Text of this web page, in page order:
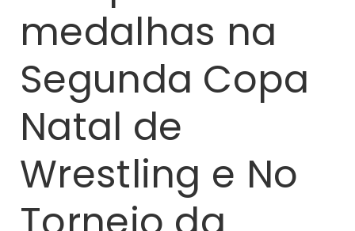
medalhas na
Segunda Copa
Natal de
Wrestling e No